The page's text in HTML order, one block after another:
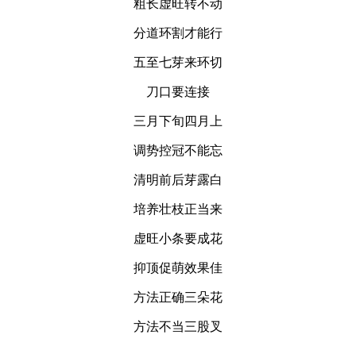
粗长虚旺转不动
分道环割才能行
五至七芽来环切
刀口要连接
三月下旬四月上
调势控冠不能忘
清明前后芽露白
培养壮枝正当来
虚旺小条要成花
抑顶促萌效果佳
方法正确三朵花
方法不当三股叉